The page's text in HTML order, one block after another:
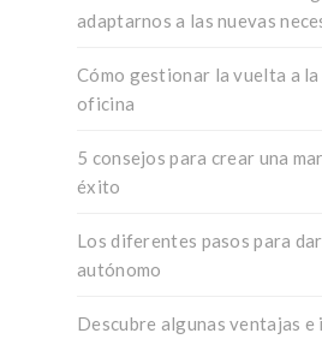
adaptarnos a las nuevas
Cómo gestionar la vuelta a la
oficina
5 consejos para crear una
éxito
Los diferentes pasos para
autónomo
Descubre algunas ventajas